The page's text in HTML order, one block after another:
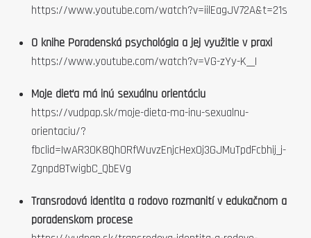
https://www.youtube.com/watch?v=iilEagJV72A&t=21s
O knihe Poradenská psychológia a jej využitie v praxi
https://www.youtube.com/watch?v=VG-zYy-K__I
Moje dieťa má inú sexuálnu orientáciu
https://vudpap.sk/moje-dieta-ma-inu-sexualnu-
orientaciu/?
fbclid=IwAR30K8QhORfWuvzEnjcHex0j3GJMuTpdFcbhij_j-
Zgnpd8TwigbC_QbEVg
Transrodová identita a rodovo rozmanití v edukačnom a
poradenskom procese